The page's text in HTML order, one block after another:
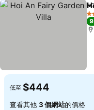
3
低至 $444
查看其他 3 個網站的價格